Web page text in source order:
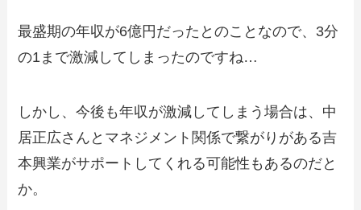
最盛期の年収が6億円だったとのことなので、3分
の1まで激減してしまったのですね…
しかし、今後も年収が激減してしまう場合は、中
居正広さんとマネジメント関係で繋がりがある吉
本興業がサポートしてくれる可能性もあるのだと
か。